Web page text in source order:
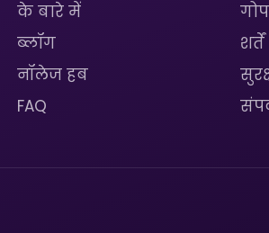
के बारे में
ब्लॉग
नॉलेज हब
FAQ
शर्तें